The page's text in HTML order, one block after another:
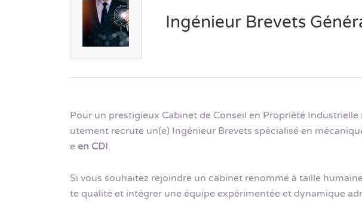
Ingénieur Brevets
Pour un prestigieux Cabinet de Conseil en Propriété Industrielle
utement recrute un(e) Ingénieur Brevets spécialisé en
e en CDI.
Si vous souhaitez rejoindre un cabinet renommé à taille
te qualité et intégrer une équipe expérimentée et dynamique